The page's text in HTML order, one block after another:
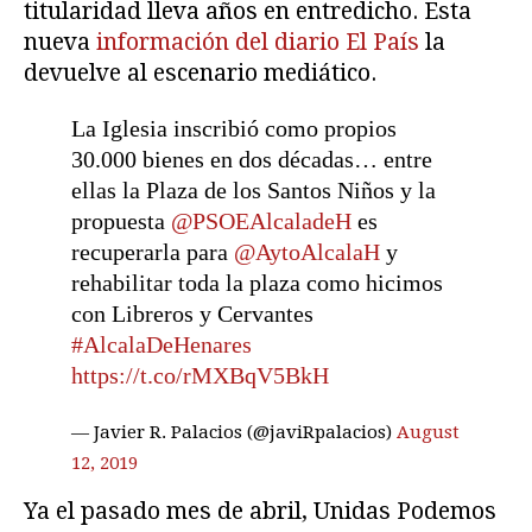
titularidad lleva años en entredicho. Esta
nueva información del diario El País la
devuelve al escenario mediático.
La Iglesia inscribió como propios
30.000 bienes en dos décadas… entre
ellas la Plaza de los Santos Niños y la
propuesta @PSOEAlcaladeH es
recuperarla para @AytoAlcalaH y
rehabilitar toda la plaza como hicimos
con Libreros y Cervantes
#AlcalaDeHenares
https://t.co/rMXBqV5BkH
— Javier R. Palacios (@javiRpalacios) August
12, 2019
Ya el pasado mes de abril, Unidas Podemos